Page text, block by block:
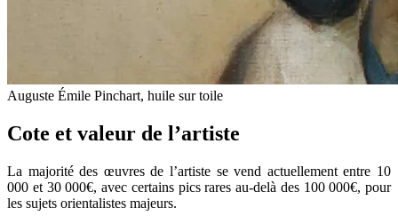
Auguste Émile Pinchart, huile sur toile
Cote et valeur de l’artiste
La majorité des œuvres de l’artiste se vend actuellement entre 10
000 et 30 000€, avec certains pics rares au-delà des 100 000€, pour
les sujets orientalistes majeurs.